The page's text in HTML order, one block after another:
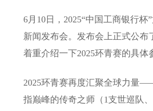
6月10日，2025“中国工商银行
新闻发布会。发布会上正式公
着重介绍一下2025环青赛的具体
2025环青赛再度汇聚全球力量
指巅峰的传奇之师（1支世巡队